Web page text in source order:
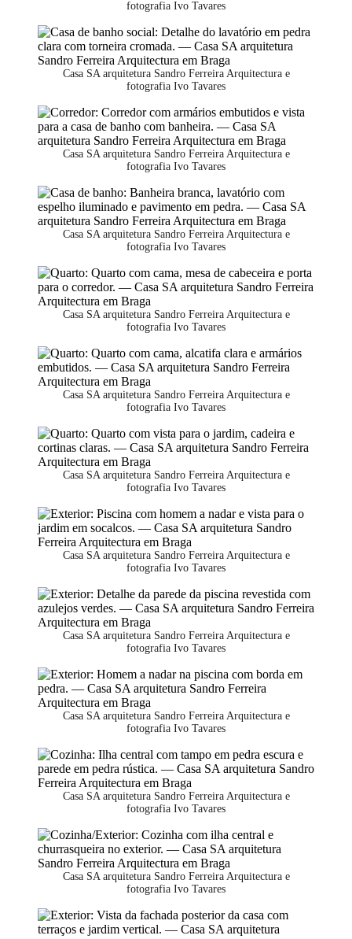
fotografia Ivo Tavares
Casa SA arquitetura Sandro Ferreira Arquitectura e
fotografia Ivo Tavares
Casa SA arquitetura Sandro Ferreira Arquitectura e
fotografia Ivo Tavares
Casa SA arquitetura Sandro Ferreira Arquitectura e
fotografia Ivo Tavares
Casa SA arquitetura Sandro Ferreira Arquitectura e
fotografia Ivo Tavares
Casa SA arquitetura Sandro Ferreira Arquitectura e
fotografia Ivo Tavares
Casa SA arquitetura Sandro Ferreira Arquitectura e
fotografia Ivo Tavares
Casa SA arquitetura Sandro Ferreira Arquitectura e
fotografia Ivo Tavares
Casa SA arquitetura Sandro Ferreira Arquitectura e
fotografia Ivo Tavares
Casa SA arquitetura Sandro Ferreira Arquitectura e
fotografia Ivo Tavares
Casa SA arquitetura Sandro Ferreira Arquitectura e
fotografia Ivo Tavares
Casa SA arquitetura Sandro Ferreira Arquitectura e
fotografia Ivo Tavares